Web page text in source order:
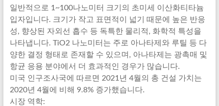
일반적으로 1~100나노미터 크기의 초미세 이산화티타늄
입자입니다. 크기가 작고 표면적이 넓기 때문에 높은 반응
성, 향상된 자외선 흡수 등 독특한 물리적, 화학적 특성을
나타냅니다. TiO2 나노미터는 주로 아나타제와 루틸 등 다
양한 결정 형태로 존재할 수 있으며, 아나타제는 광촉매 및
항균 응용 분야에서 더 효과적인 경우가 많습니다.
미국 인구조사국에 따르면 2021년 4월의 총 건설 가치는
2020년 4월에 비해 9.8% 증가했습니다.
시장 역학: